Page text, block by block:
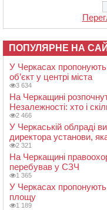
ПОПУЛЯРНЕ НА
У Черкасах пропонують
об’єкт у центрі міста
3 634
На Черкащині
Незалежності: хто і
2 466
У Черкаській облраді
директора установи,
2 321
На Черкащині
перебував у СЗЧ
1 365
У Черкасах
площу
1 189